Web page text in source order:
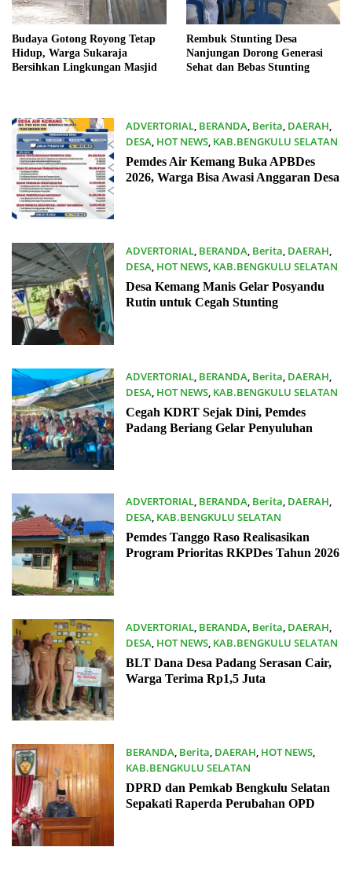
Budaya Gotong Royong Tetap
Hidup, Warga Sukaraja
Bersihkan Lingkungan Masjid
Rembuk Stunting Desa
Nanjungan Dorong Generasi
Sehat dan Bebas Stunting
ADVERTORIAL, BERANDA Berita DAERAH
DESA HOT NEWS, KAB.BENGKULU SELATAN
18/06/2026
Pemdes Air Kemang Buka APBDes
2026, Warga Bisa Awasi Anggaran Desa
ADVERTORIAL, BERANDA, Berita, DAERAH,
DESA, HOT NEWS, KAB.BENGKULU SELATAN
18/06/2026
Desa Kemang Manis Gelar Posyandu
Rutin untuk Cegah Stunting
ADVERTORIAL, BERANDA, Berita, DAERAH,
DESA, HOT NEWS, KAB.BENGKULU SELATAN
18/06/2026
Cegah KDRT Sejak Dini, Pemdes
Padang Beriang Gelar Penyuluhan
ADVERTORIAL, BERANDA, Berita, DAERAH,
DESA, KAB.BENGKULU SELATAN
17/06/2026
Pemdes Tanggo Raso Realisasikan
Program Prioritas RKPDes Tahun 2026
ADVERTORIAL, BERANDA, Berita, DAERAH,
DESA, HOT NEWS, KAB.BENGKULU SELATAN
11/05/2026
BLT Dana Desa Padang Serasan Cair,
Warga Terima Rp1,5 Juta
BERANDA, Berita, DAERAH, HOT NEWS,
KAB.BENGKULU SELATAN
02/02/2026
DPRD dan Pemkab Bengkulu Selatan
Sepakati Raperda Perubahan OPD